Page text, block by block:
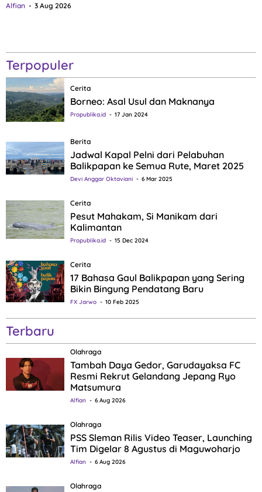
Alfian 3 Aug 2026
Terpopuler
Cerita
Borneo: Asal Usul dan Maknanya
Propublika.id 17 Jan 2024
Berita
Jadwal Kapal Pelni dari Pelabuhan
Balikpapan ke Semua Rute, Maret 2025
Devi Anggar Oktaviani 6 Mar 2025
Cerita
Pesut Mahakam, Si Manikam dari
Kalimantan
Propublika.id 15 Dec 2024
Cerita
17 Bahasa Gaul Balikpapan yang Sering
Bikin Bingung Pendatang Baru
FX Jarwo 10 Feb 2025
Terbaru
Olahraga
Tambah Daya Gedor, Garudayaksa FC
Resmi Rekrut Gelandang Jepang Ryo
Matsumura
Alfian 6 Aug 2026
Olahraga
PSS Sleman Rilis Video Teaser, Launching
Tim Digelar 8 Agustus di Maguwoharjo
Alfian 6 Aug 2026
Olahraga